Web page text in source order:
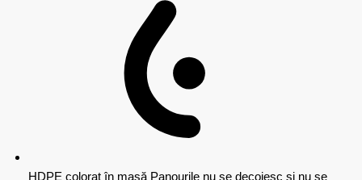
HDPE colorat în masă Panourile nu se decojesc și nu se